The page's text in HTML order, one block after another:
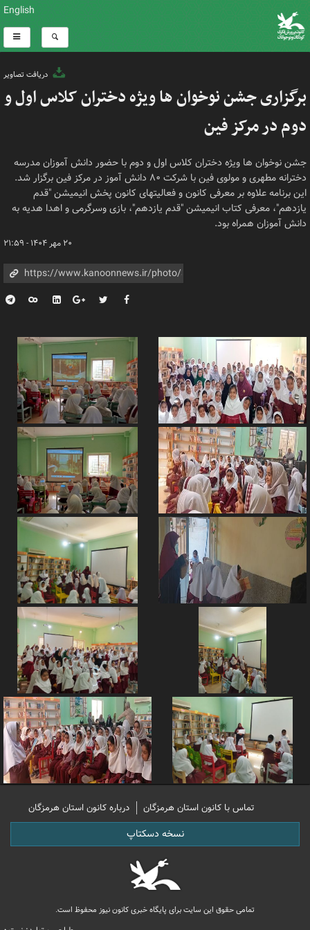
English
دریافت تصاویر
برگزاری جشن نوخوان ها ویژه دختران کلاس اول و
دوم در مرکز فین
جشن نوخوان ها ویژه دختران کلاس اول و دوم با حضور دانش آموزان مدرسه
دخترانه مطهری و مولوی فین با شرکت ۸۰ دانش آموز در مرکز فین برگزار شد.
این برنامه علاوه بر معرفی کانون و فعالیتهای کانون پخش انیمیشن "قدم
یازدهم"، معرفی کتاب انیمیشن "قدم یازدهم"، بازی وسرگرمی و اهدا هدیه به
دانش آموزان همراه بود.
۲۰ مهر ۱۴۰۴ - ۲۱:۵۹
تماس با کانون استان هرمزگان درباره کانون استان هرمزگان
نسخه دسکتاپ
تمامی حقوق این سایت برای پایگاه خبری کانون نیوز محفوظ است.